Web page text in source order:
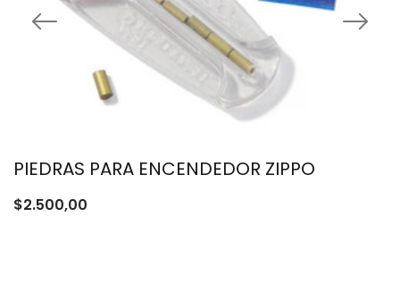
PIEDRAS PARA ENCENDEDOR ZIPPO
$2.500,00